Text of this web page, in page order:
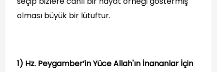
olması büyük bir lütuftur.
1) Hz. Peygamber’in Yüce Allah'ın İnananlar İçin